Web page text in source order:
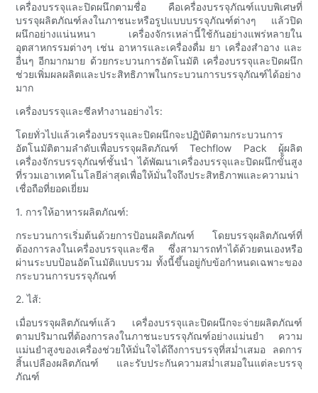
เครื่องบรรจุและปิดผนึกตามชื่อ คือเครื่องบรรจุภัณฑ์แบบพิเศษที่
บรรจุผลิตภัณฑ์ลงในภาชนะหรือรูปแบบบรรจุภัณฑ์ต่างๆ แล้วปิด
ผนึกอย่างแน่นหนา เครื่องจักรเหล่านี้ใช้กันอย่างแพร่หลายใน
อุตสาหกรรมต่างๆ เช่น อาหารและเครื่องดื่ม ยา เครื่องสำอาง และ
อื่นๆ อีกมากมาย ด้วยกระบวนการอัตโนมัติ เครื่องบรรจุและปิดผนึก
ช่วยเพิ่มผลผลิตและประสิทธิภาพในกระบวนการบรรจุภัณฑ์ได้อย่าง
มาก
เครื่องบรรจุและซีลทำงานอย่างไร:
โดยทั่วไปแล้วเครื่องบรรจุและปิดผนึกจะปฏิบัติตามกระบวนการ
อัตโนมัติตามลำดับเพื่อบรรจุผลิตภัณฑ์ Techflow Pack ผู้ผลิต
เครื่องจักรบรรจุภัณฑ์ชั้นนำ ได้พัฒนาเครื่องบรรจุและปิดผนึกขั้นสูง
ที่รวมเอาเทคโนโลยีล่าสุดเพื่อให้มั่นใจถึงประสิทธิภาพและความน่า
เชื่อถือที่ยอดเยี่ยม
1. การให้อาหารผลิตภัณฑ์:
กระบวนการเริ่มต้นด้วยการป้อนผลิตภัณฑ์ โดยบรรจุผลิตภัณฑ์ที่
ต้องการลงในเครื่องบรรจุและซีล ซึ่งสามารถทำได้ด้วยตนเองหรือ
ผ่านระบบป้อนอัตโนมัติแบบรวม ทั้งนี้ขึ้นอยู่กับข้อกำหนดเฉพาะของ
กระบวนการบรรจุภัณฑ์
2. ไส้:
เมื่อบรรจุผลิตภัณฑ์แล้ว เครื่องบรรจุและปิดผนึกจะจ่ายผลิตภัณฑ์
ตามปริมาณที่ต้องการลงในภาชนะบรรจุภัณฑ์อย่างแม่นยำ ความ
แม่นยำสูงของเครื่องช่วยให้มั่นใจได้ถึงการบรรจุที่สม่ำเสมอ ลดการ
สิ้นเปลืองผลิตภัณฑ์ และรับประกันความสม่ำเสมอในแต่ละบรรจุ
ภัณฑ์